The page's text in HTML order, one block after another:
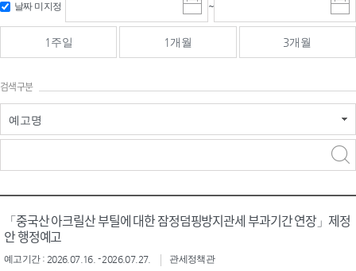
날짜 미지정
시
작
일
선
~
종
료
선
1주일 1개월 3개월
검색구분
예고명
「중국산 아크릴산 부틸에 대한 잠정덤핑방지관세 부과기간 연장」제정
안 행정예고
예고기간 : 2026.07.16. - 2026.07.27.
관세정책관